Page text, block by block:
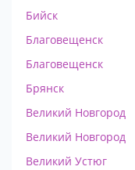
Бийск
Благовещенск
Благовещенск
Брянск
Великий Новгород
Великий Новгород
Великий Устюг